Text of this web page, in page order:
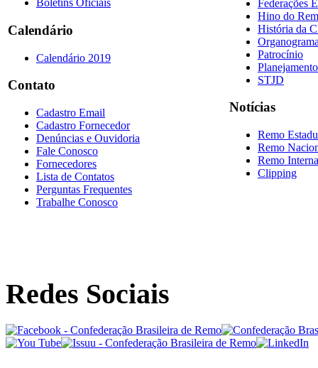
Boletins Oficiais
Calendário
Calendário 2019
Contato
Cadastro Email
Cadastro Fornecedor
Denúncias e Ouvidoria
Fale Conosco
Fornecedores
Lista de Contatos
Perguntas Frequentes
Trabalhe Conosco
Federações
Hino do
História da
Patrocínio
STJD
Notícias
Remo
Remo
Remo
Clipping
Redes Sociais